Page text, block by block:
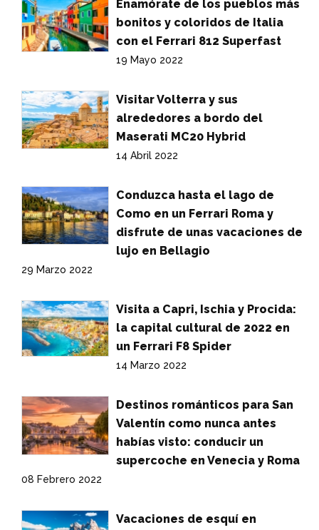
Enamórate de los pueblos más
bonitos y coloridos de Italia
con el Ferrari 812 Superfast
19 Mayo 2022
Visitar Volterra y sus
alrededores a bordo del
Maserati MC20 Hybrid
14 Abril 2022
Conduzca hasta el lago de
Como en un Ferrari Roma y
disfrute de unas vacaciones de
lujo en Bellagio
29 Marzo 2022
Visita a Capri, Ischia y Procida:
la capital cultural de 2022 en
un Ferrari F8 Spider
14 Marzo 2022
Destinos románticos para San
Valentín como nunca antes
habías visto: conducir un
supercoche en Venecia y Roma
08 Febrero 2022
Vacaciones de esquí en